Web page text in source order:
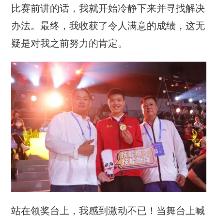
比赛前讲的话，我就开始冷静下来并寻找解决
办法。最终，我收获了令人满意的成绩，这无
疑是对我之前努力的肯定。
站在领奖台上，我感到激动不已！当舞台上喊